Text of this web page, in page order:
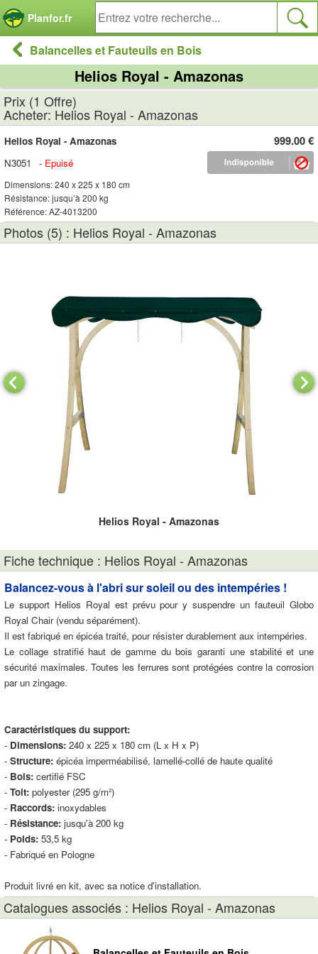
Planfor.fr
Balancelles et Fauteuils en Bois
Helios Royal - Amazonas
Prix (1 Offre)
Acheter: Helios Royal - Amazonas
999.00 €
Helios Royal - Amazonas
N3051
- Epuisé
Dimensions: 240 x 225 x 180 cm
Résistance: jusqu’à 200 kg
Référence: AZ-4013200
Photos (5) : Helios Royal - Amazonas
Helios Royal - Amazonas
Fiche technique : Helios Royal - Amazonas
Balancez-vous à l'abri sur soleil ou des intempéries !
Le support Helios Royal est prévu pour y suspendre un fauteuil Globo
Royal Chair (vendu séparément).
Il est fabriqué en épicéa traité, pour résister durablement aux intempéries.
Le collage stratifié haut de gamme du bois garanti une stabilité et une
sécurité maximales. Toutes les ferrures sont protégées contre la corrosion
par un zingage.
Caractéristiques du support:
- Dimensions: 240 x 225 x 180 cm (L x H x P)
- Structure: épicéa imperméabilisé, lamellé-collé de haute qualité
- Bois: certifié FSC
- Toit: polyester (295 g/m²)
- Raccords: inoxydables
- Résistance: jusqu'à 200 kg
- Poids: 53,5 kg
- Fabriqué en Pologne
Produit livré en kit, avec sa notice d'installation.
Catalogues associés : Helios Royal - Amazonas
Panneau de gestion des cookies